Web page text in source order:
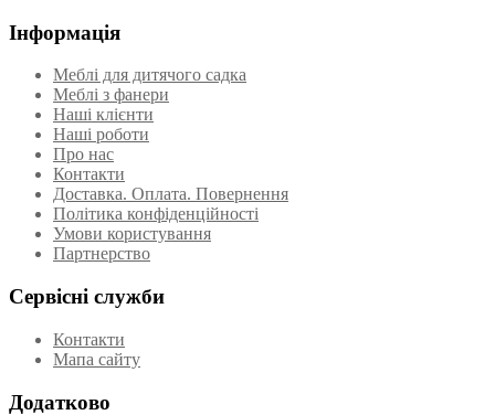
Інформація
Меблі для дитячого садка
Меблі з фанери
Наші клієнти
Наші роботи
Про нас
Контакти
Доставка. Оплата. Повернення
Політика конфіденційності
Умови користування
Партнерство
Сервісні служби
Контакти
Мапа сайту
Додатково